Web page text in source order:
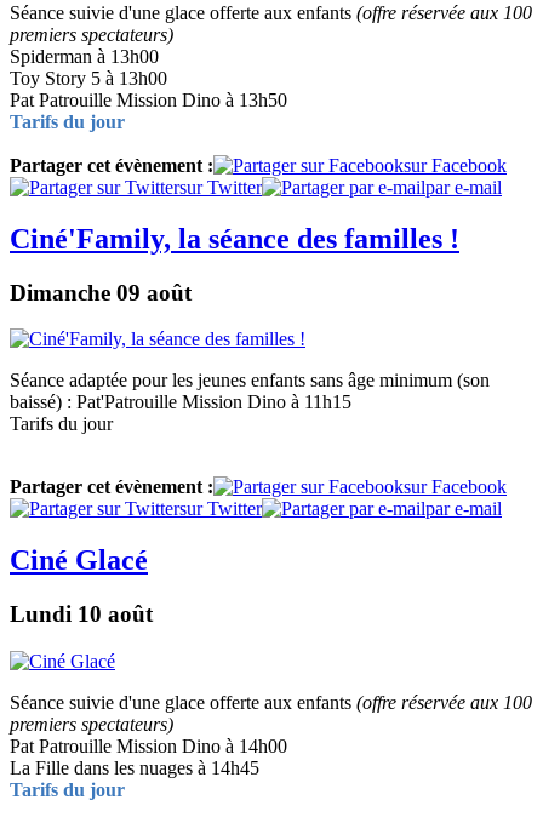
Séance suivie d'une glace offerte aux enfants (offre réservée aux 100
premiers spectateurs)
Spiderman à 13h00
Toy Story 5 à 13h00
Pat Patrouille Mission Dino à 13h50
Tarifs du jour
Partager cet évènement :
sur Facebook
sur Twitter
par e-mail
Ciné'Family, la séance des familles !
Dimanche 09 août
Séance adaptée pour les jeunes enfants sans âge minimum (son
baissé) : Pat'Patrouille Mission Dino à 11h15
Tarifs du jour
Partager cet évènement :
sur Facebook
sur Twitter
par e-mail
Ciné Glacé
Lundi 10 août
Séance suivie d'une glace offerte aux enfants (offre réservée aux 100
premiers spectateurs)
Pat Patrouille Mission Dino à 14h00
La Fille dans les nuages à 14h45
Tarifs du jour